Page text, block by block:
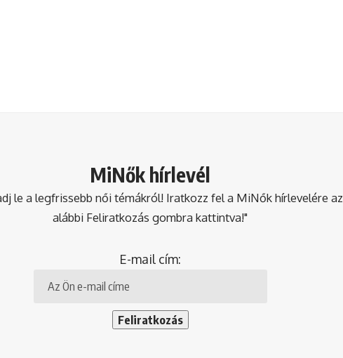
MiNők hírlevél
le a legfrissebb női témákról! Iratkozz fel a MiNők hírlevelére az
alábbi Feliratkozás gombra kattintva!"
E-mail cím: